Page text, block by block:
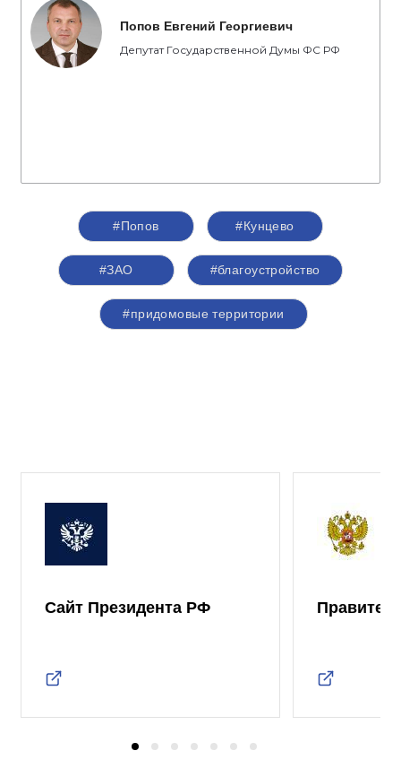
Попов Евгений Георгиевич
Депутат Государственной Думы ФС РФ
#Попов #Кунцево
#ЗАО #благоустройство
#придомовые территории
Сайт Президента РФ